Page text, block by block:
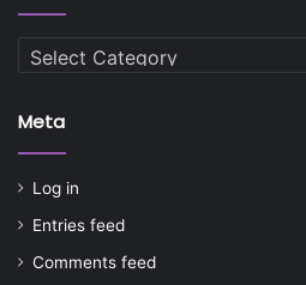
Categories
Meta
Log in
Entries feed
Comments feed